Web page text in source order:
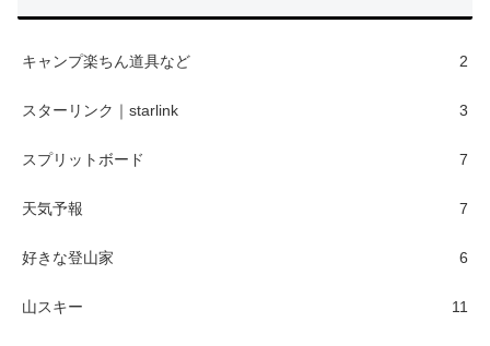
キャンプ楽ちん道具など 2
スターリンク｜starlink 3
スプリットボード 7
天気予報 7
好きな登山家 6
山スキー 11